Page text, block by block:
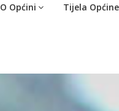
O Općini Tijela Općine